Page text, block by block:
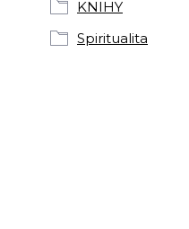
KNIHY
Spiritualita